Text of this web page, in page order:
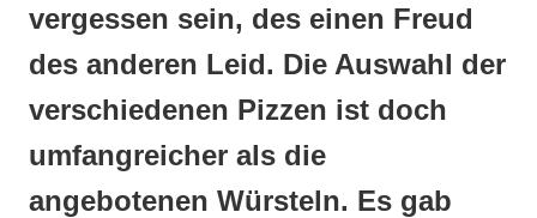
vergessen sein, des einen Freud
des anderen Leid. Die Auswahl der
verschiedenen Pizzen ist doch
umfangreicher als die
angebotenen Würsteln. Es gab